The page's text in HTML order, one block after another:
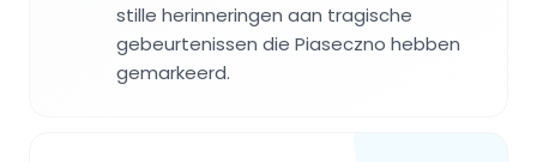
stille herinneringen aan tragische
gebeurtenissen die Piaseczno hebben
gemarkeerd.